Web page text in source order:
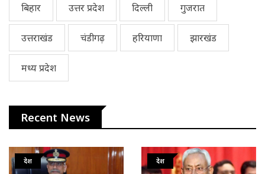
बिहार उत्तर प्रदेश दिल्ली गुजरात
उत्तराखंड चंडीगढ़ हरियाणा झारखंड
मध्य प्रदेश
Recent News
देश देश